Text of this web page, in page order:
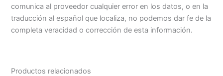
comunica al proveedor cualquier error en los datos, o en la
traducción al español que localiza, no podemos dar fe de la
completa veracidad o corrección de esta información.
Productos relacionados